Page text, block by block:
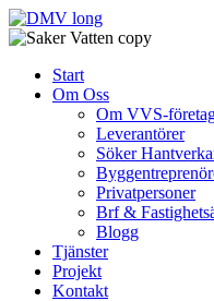
Skip
to
Start
Om Oss
Om VVS-
Leverantörer
Söker
Privatpersoner
Brf &
Blogg
Tjänster
Projekt
Kontakt